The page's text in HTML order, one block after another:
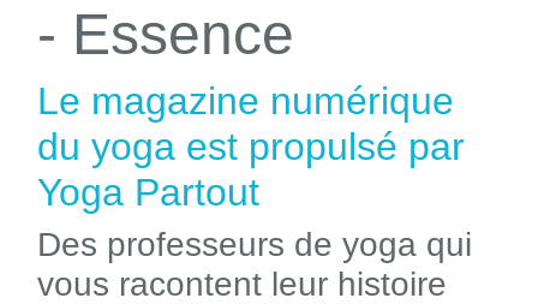
- Essence
Le magazine numérique
du yoga est propulsé par
Yoga Partout
Des professeurs de yoga qui
vous racontent leur histoire